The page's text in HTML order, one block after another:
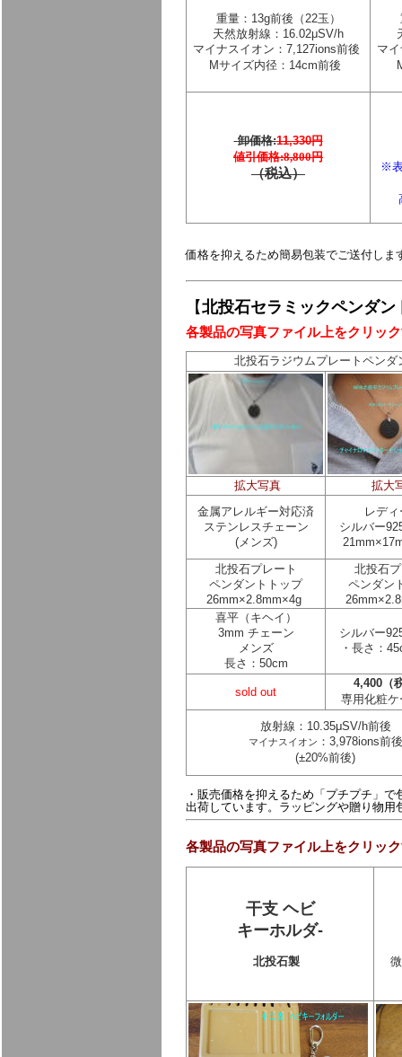
重量：13g前後（22玉）
天然放射線：16.02μSV/h
マイナスイオン：7,127ions前後
Mサイズ内径：14cm前後
マ
卸価格:11,330円
値引価格:8,800円
（税込） ※
価格を抑えるため簡易包装でご送付し
【北投石セラミックペンダン
各製品の写真ファイル上をクリッ
北投石ラジウムプレートペンダ
拡大写真
拡大
金属アレルギー対応済
ステンレスチェーン
(メンズ)
レデ
シルバー
北投石プレート
ペンダントトップ
26mm×2.8mm×4g
北投石
ペンダン
喜平（キヘイ）
3mm チェーン
メンズ
長さ：50cm
シルバー
・長さ：
sold out
4,400（
専用化粧
放射線：10.35μSV/h前後
マイナスイオン ：3,978ions前後
(±20%前後)
・販売価格を抑えるため「プチプチ」
出荷しています。ラッピングや贈り物用
各製品の写真ファイル上をクリッ
干支 ヘビ
キーホルダ-
北投石製